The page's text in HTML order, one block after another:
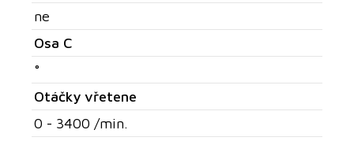
ne
Osa C
°
Otáčky vřetene
0 - 3400 /min.